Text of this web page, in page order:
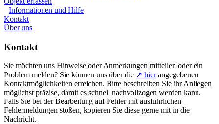
Informationen und Hilfe
Kontakt
Über uns
Kontakt
Sie möchten uns Hinweise oder Anmerkungen mitteilen oder ein
Problem melden? Sie können uns über die ↗ hierangegebenen
Kontaktmöglichkeiten erreichen. Bitte beschreiben Sie ihr Anliegen
möglichst präzise, damit es schnell nachvollzogen werden kann.
Falls Sie bei der Bearbeitung auf Fehler mit ausführlichen
Fehlermeldungen stoßen, kopieren Sie diese gerne mit in die
Nachricht.